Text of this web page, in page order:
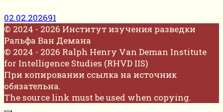
02.02.202691
© 2024 - 2026 Институт изучения разведки
Ральфа Ван Демана
© 2024 - 2026 Ralph Henry Van Deman Institute
for Intelligence Studies (RHVD IIS)
При копировании ссылка на источник
обязательна.
The source link must be used when copying.